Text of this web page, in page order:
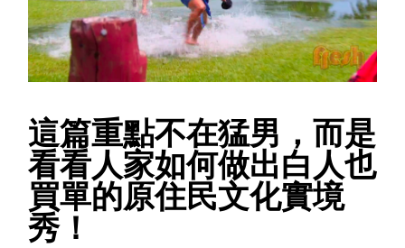
這篇重點不在猛男，而是
看看人家如何做出白人也
買單的原住民文化實境
秀！